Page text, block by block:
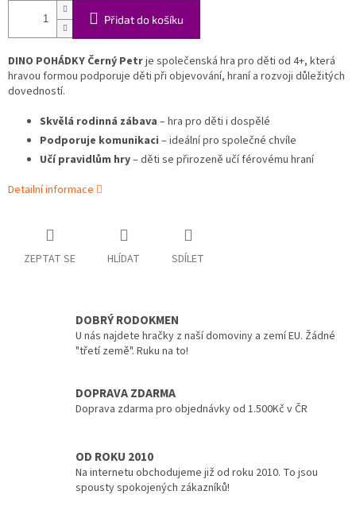
Přidat do košíku
DINO POHÁDKY Černý Petrje společenská hra pro děti od 4+, která
hravou formou podporuje děti při objevování, hraní a rozvoji důležitých
dovedností.
Skvělá rodinná zábava – hra pro děti i dospělé
Podporuje komunikaci – ideální pro společné chvíle
Učí pravidlům hry– děti se přirozeně učí férovému hraní
Detailní informace
ZEPTAT SE HLÍDAT SDÍLET
DOBRÝ RODOKMEN
U nás najdete hračky z naší domoviny a zemí EU. Žádné
"třetí země". Ruku na to!
DOPRAVA ZDARMA
Doprava zdarma pro objednávky od 1.500Kč v ČR
OD ROKU 2010
Na internetu obchodujeme již od roku 2010. To jsou
spousty spokojených zákazníků!